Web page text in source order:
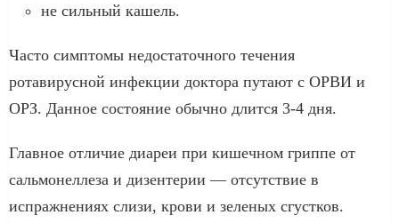
не сильный кашель.
Часто симптомы недостаточного течения
ротавирусной инфекции доктора путают с ОРВИ и
ОРЗ. Данное состояние обычно длится 3-4 дня.
Главное отличие диареи при кишечном гриппе от
сальмонеллеза и дизентерии — отсутствие в
испражнениях слизи, крови и зеленых сгустков.